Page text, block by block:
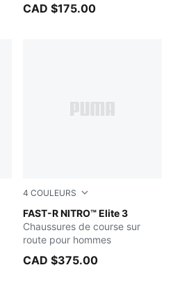
CAD $175.00
4 COULEURS
FAST-R NITRO™ Elite 3
Light Lavender-Ultra Red
Chaussures de course sur
route pour hommes
CAD $375.00